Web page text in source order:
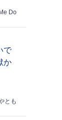
Do
で
か
とも